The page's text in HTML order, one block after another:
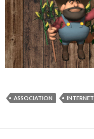
ASSOCIATION INTERNET